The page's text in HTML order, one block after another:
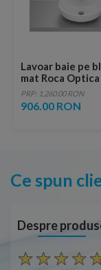
Lavoar baie pe
mat Roca
cm
PRP: 1,260.00 RON
906.00 RON
Ce spun
Despre